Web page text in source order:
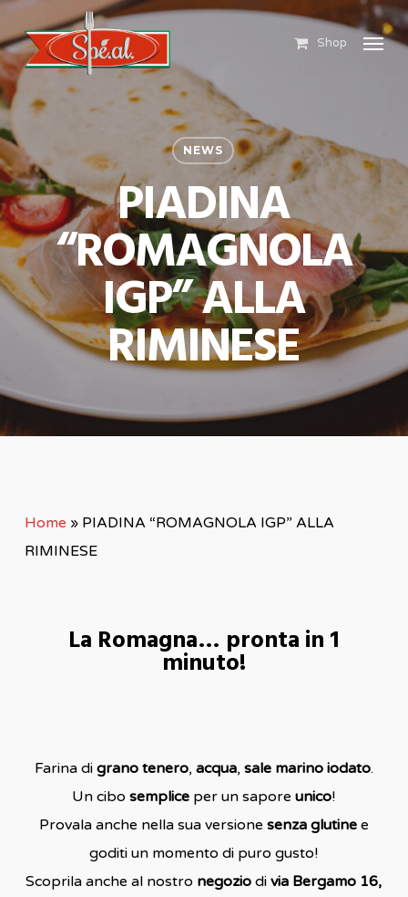
to
main
content
Shop Menu
NEWS
PIADINA
“ROMAGNOLA
IGP” ALLA
RIMINESE
Home » PIADINA “ROMAGNOLA IGP” ALLA
RIMINESE
La Romagna… pronta in 1
minuto!
Farina di grano tenero, acqua, sale marino iodato.
Un cibosemplice per un saporeunico!
Provala anche nella sua versione senza glutinee
goditi un momento di puro gusto!
Scoprila anche al nostro negozio divia Bergamo 16,